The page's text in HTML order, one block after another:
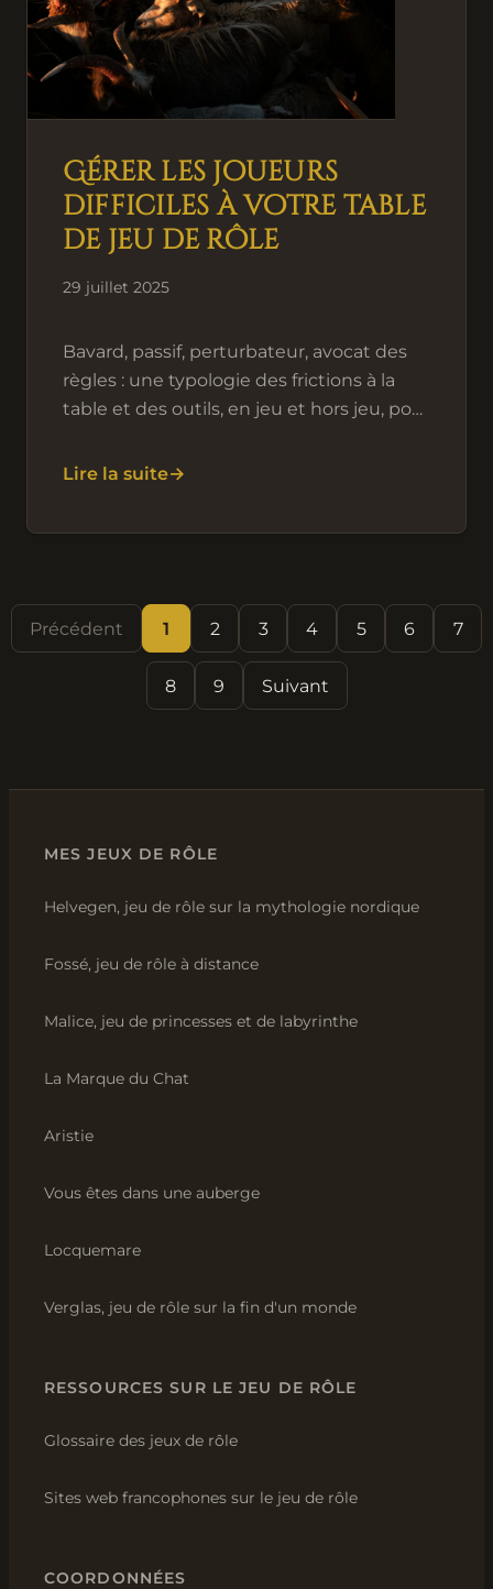
Gérer les joueurs
difficiles à votre table
de jeu de rôle
29 juillet 2025
Bavard, passif, perturbateur, avocat des
règles : une typologie des frictions à la
table et des outils, en jeu et hors jeu, pour
Lire la suite
Précédent 1 2 3 4 5 6 7
8 9 Suivant
MES JEUX DE RÔLE
Helvegen, jeu de rôle sur la mythologie nordique
Fossé, jeu de rôle à distance
Malice, jeu de princesses et de labyrinthe
La Marque du Chat
Aristie
Vous êtes dans une auberge
Locquemare
Verglas, jeu de rôle sur la fin d'un monde
RESSOURCES SUR LE JEU DE RÔLE
Glossaire des jeux de rôle
Sites web francophones sur le jeu de rôle
COORDONNÉES